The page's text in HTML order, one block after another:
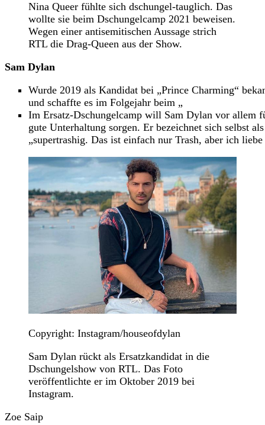
Nina Queer fühlte sich dschungel-tauglich. Das
wollte sie beim Dschungelcamp 2021 beweisen.
Wegen einer antisemitischen Aussage strich
RTL die Drag-Queen aus der Show.
Sam Dylan
Wurde 2019 als Kandidat bei „Prince Charming“
und schaffte es im Folgejahr beim „
Im Ersatz-Dschungelcamp will Sam Dylan vor allem
gute Unterhaltung sorgen. Er bezeichnet sich selbst als
„supertrashig. Das ist einfach nur Trash, aber ich liebe
Copyright: Instagram/houseofdylan
Sam Dylan rückt als Ersatzkandidat in die
Dschungelshow von RTL. Das Foto
veröffentlichte er im Oktober 2019 bei
Instagram.
Zoe Saip